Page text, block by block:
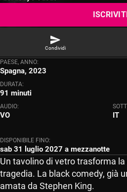
Condividi
PAESE, ANNO:
Spagna, 2023
DURATA:
91 minuti
AUDIO:
VO IT
DISPONIBILE FINO:
sab 31 luglio 2027 a mezzanotte
Un tavolino di vetro trasforma
tragedia. La black comedy, già
amata da Stephen King.